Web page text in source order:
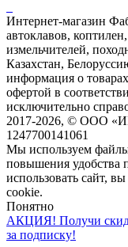
Интернет-магазин
автоклавов,
измельчителей,
Казахстан,
информация о
офертой в
исключительно
2017-2026, © ООО
1247700141061
Мы используем
повышения удобства
использовать сайт,
cookie.
Понятно
АКЦИЯ! Получи
за подписку!